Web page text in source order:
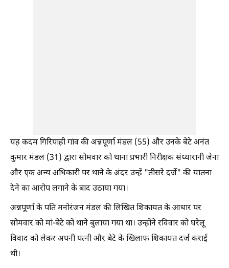
यह कदम गिरिपाही गांव की अन्नपूर्णा मंडल (55) और उनके बेटे अनंत
कुमार मंडल (31) द्वारा सोमवार को थाना प्रभारी निरीक्षक संध्यारानी जेना
और एक अन्य अधिकारी पर थाने के अंदर उन्हें "तीसरे दर्जे" की यातना
देने का आरोप लगाने के बाद उठाया गया।
अन्नपूर्णा के पति मनोरंजन मंडल की लिखित शिकायत के आधार पर
सोमवार को मां-बेटे को थाने बुलाया गया था। उन्होंने रविवार को घरेलू
विवाद को लेकर अपनी पत्नी और बेटे के खिलाफ शिकायत दर्ज कराई
थी।